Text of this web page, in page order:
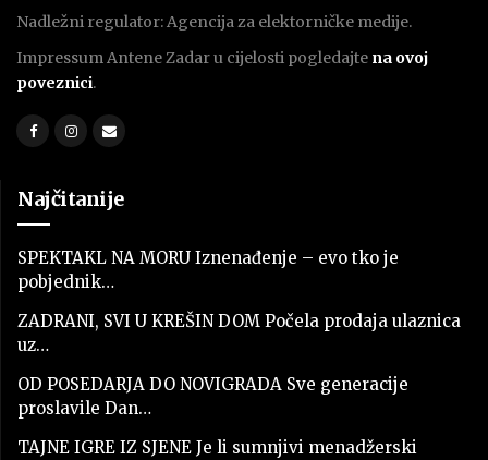
Nadležni regulator: Agencija za elektorničke medije.
Impressum Antene Zadar u cijelosti pogledajte na ovoj
poveznici.
Najčitanije
SPEKTAKL NA MORU Iznenađenje – evo tko je
pobjednik…
ZADRANI, SVI U KREŠIN DOM Počela prodaja ulaznica
uz…
OD POSEDARJA DO NOVIGRADA Sve generacije
proslavile Dan…
TAJNE IGRE IZ SJENE Je li sumnjivi menadžerski